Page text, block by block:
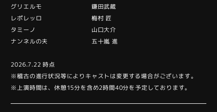
グリエルモ 鎌田武蔵
レポレッロ 梅村 匠
タミーノ 山口大介
ナンネルの夫 五十嵐 進
2026.7.22 時点
※稽古の進行状況等によりキャストは変更する場合がございます。
※上演時間は、休憩15分を含め2時間40分を予定しております。